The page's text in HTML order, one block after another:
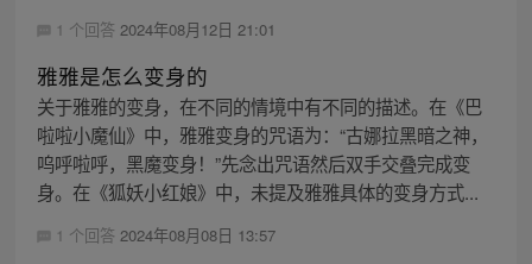
1 个回答 2024年08月12日 21:01
雅雅是怎么变身的
关于雅雅的变身，在不同的情境中有不同的描述。在《巴
啦啦小魔仙》中，雅雅变身的咒语为：“古娜拉黑暗之神，
呜呼啦呼，黑魔变身！”先念出咒语然后双手交叠完成变
身。在《狐妖小红娘》中，未提及雅雅具体的变身方式...
1 个回答 2024年08月08日 13:57